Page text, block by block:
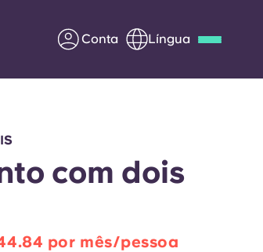
Conta Língua
com a Yugo
com dois
por mês/pessoa